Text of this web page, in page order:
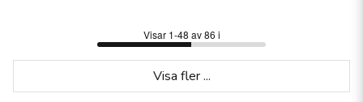
Visar 1-48 av 86 i
Visa fler ...